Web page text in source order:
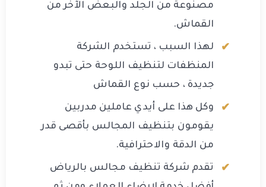
مصنوعة من الجلد والبعض الآخر من
القماش.
لهذا السبب ، تستخدم الشركة
المنظفات لتنظيف اللوحة حتى تبدو
جديدة ، حسب نوع القماش
وكل هذا على أيدي عاملين مدربين
يقومون بتنظيف المجالس بأقصى قدر
من الدقة والاحترافية.
تقدم شركة تنظيف مجالس بالرياض